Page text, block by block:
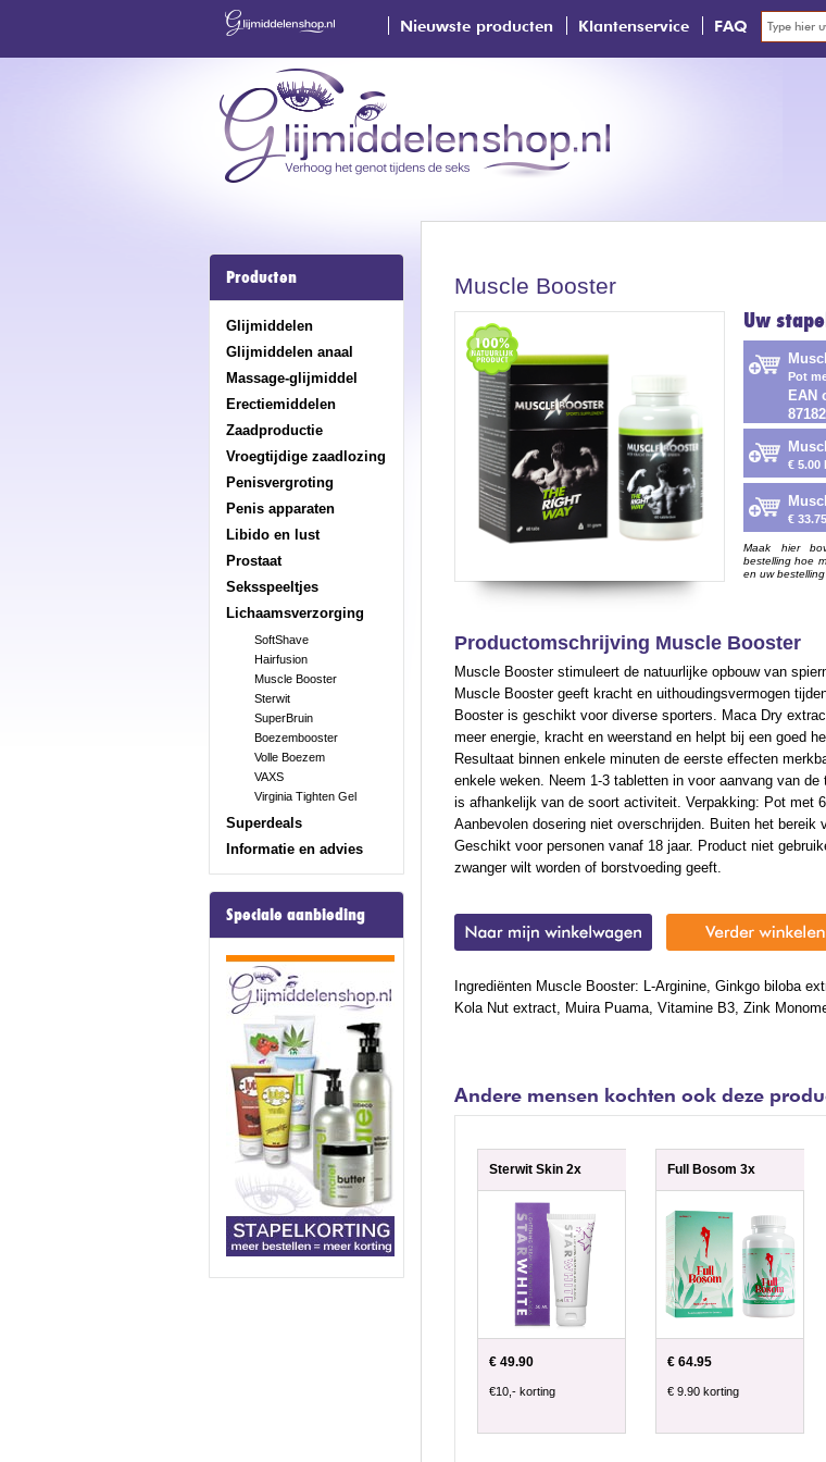
Nieuwste producten Klantenservice FAQ
Producten
Glijmiddelen
Glijmiddelen anaal
Massage-glijmiddel
Erectiemiddelen
Zaadproductie
Vroegtijdige zaadlozing
Penisvergroting
Penis apparaten
Libido en lust
Prostaat
Seksspeeltjes
Lichaamsverzorging
SoftShave
Hairfusion
Muscle Booster
Sterwit
SuperBruin
Boezembooster
Volle Boezem
VAXS
Virginia Tighten Gel
Superdeals
Informatie en advies
Speciale aanbieding
Muscle Booster
Uw
Pot
EAN
€ 5.00
€
Maak hier
bestelling hoe
en uw
Productomschrijving Muscle Booster
Muscle Booster stimuleert de natuurlijke opbouw van
Muscle Booster geeft kracht en uithoudingsvermogen
Booster is geschikt voor diverse sporters. Maca Dry
meer energie, kracht en weerstand en helpt bij een goed
Resultaat binnen enkele minuten de eerste effecten
enkele weken. Neem 1-3 tabletten in voor aanvang van
is afhankelijk van de soort activiteit. Verpakking: Pot met
Aanbevolen dosering niet overschrijden. Buiten het bereik
Geschikt voor personen vanaf 18 jaar. Product niet
zwanger wilt worden of borstvoeding geeft.
Ingrediënten Muscle Booster: L-Arginine, Ginkgo biloba
Kola Nut extract, Muira Puama, Vitamine B3, Zink
Andere mensen kochten ook deze
Sterwit Skin 2x
€ 49.90
€10,- korting
Full Bosom 3x
€ 64.95
€ 9.90 korting